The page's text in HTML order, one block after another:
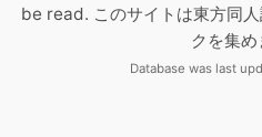
be read. このサイトは東方同
クを集め
Database was last